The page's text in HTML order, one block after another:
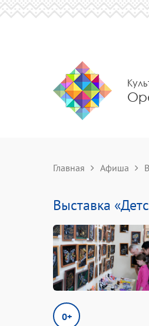
Главная Афиша
Выставка
0+